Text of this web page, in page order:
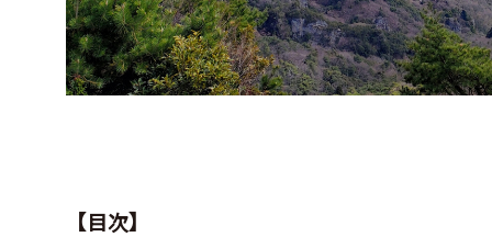
【目次】